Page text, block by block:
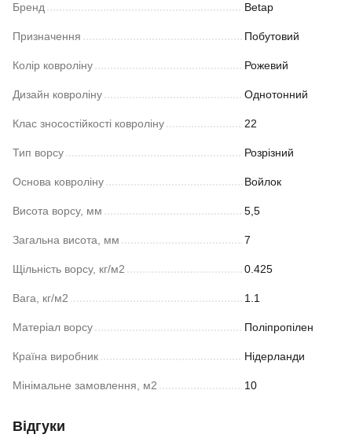
Бренд Betap
Призначення Побутовий
Колір ковроліну Рожевий
Дизайн ковроліну Однотонний
Клас зносостійкості ковроліну 22
Тип ворсу Розрізний
Основа ковроліну Войлок
Висота ворсу, мм 5,5
Загальна висота, мм 7
Щільність ворсу, кг/м2 0.425
Вага, кг/м2 1.1
Матеріал ворсу Поліпропілен
Країна виробник Нідерланди
Мінімальне замовлення, м2 10
Відгуки